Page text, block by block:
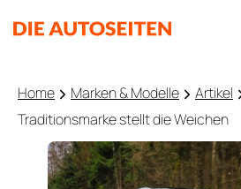
Home Marken & Modelle
Artikel
Traditionsmarke stellt die Weichen